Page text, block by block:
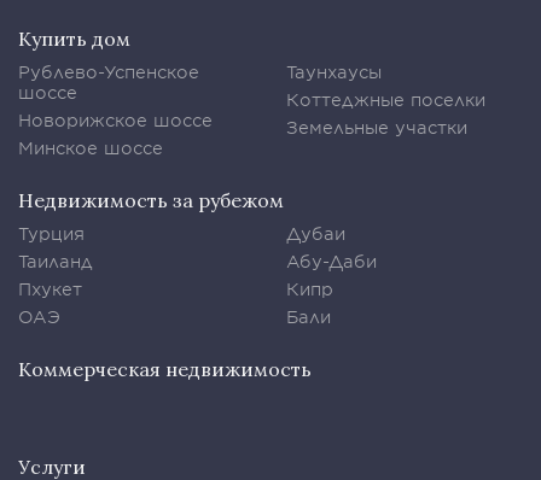
Купить дом
Рублево-Успенское
шоссе
Новорижское шоссе
Минское шоссе
Таунхаусы
Коттеджные поселки
Земельные участки
Недвижимость за рубежом
Турция
Таиланд
Пхукет
ОАЭ
Дубаи
Абу-Даби
Кипр
Бали
Коммерческая недвижимость
Услуги